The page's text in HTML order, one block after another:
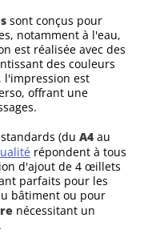
sont conçus pour
notamment à l'eau,
est réalisée avec des
des couleurs
l'impression est
offrant une
(du A4au
répondent à tous
d'ajout de 4 œillets
parfaits pour les
bâtiment ou pour
nécessitant un